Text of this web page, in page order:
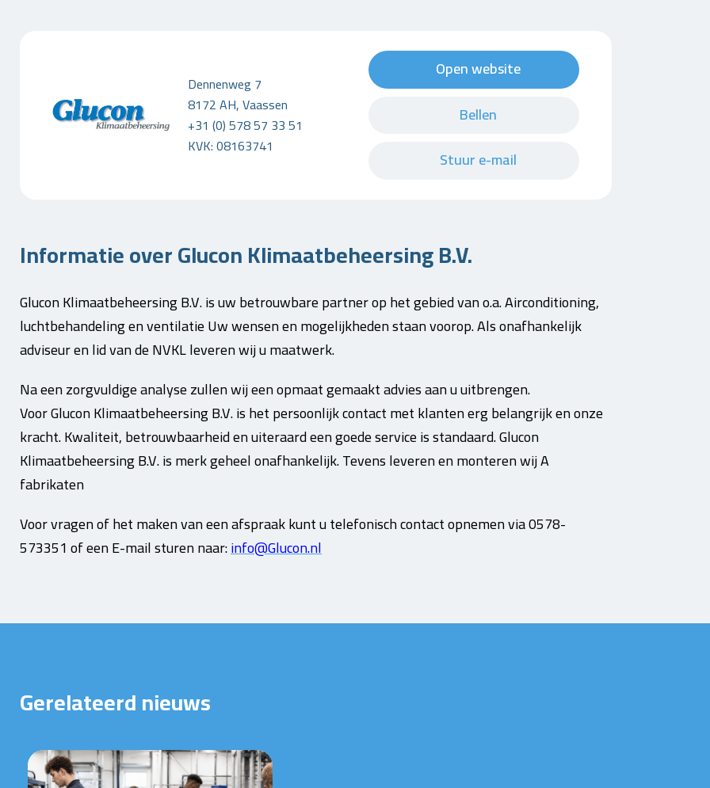
Dennenweg 7
8172 AH, Vaassen
+31 (0) 578 57 33 51
KVK: 08163741
Open website
Bellen
Stuur e-mail
Informatie over Glucon Klimaatbeheersing B.V.
Glucon Klimaatbeheersing B.V. is uw betrouwbare partner op het gebied van o.a. Airconditioning,
luchtbehandeling en ventilatie Uw wensen en mogelijkheden staan voorop. Als onafhankelijk
adviseur en lid van de NVKL leveren wij u maatwerk.
Na een zorgvuldige analyse zullen wij een opmaat gemaakt advies aan u uitbrengen.
Voor Glucon Klimaatbeheersing B.V. is het persoonlijk contact met klanten erg belangrijk en onze
kracht. Kwaliteit, betrouwbaarheid en uiteraard een goede service is standaard. Glucon
Klimaatbeheersing B.V. is merk geheel onafhankelijk. Tevens leveren en monteren wij A
fabrikaten
Voor vragen of het maken van een afspraak kunt u telefonisch contact opnemen via 0578-
573351 of een E-mail sturen naar:info@Glucon.nl
Gerelateerd nieuws